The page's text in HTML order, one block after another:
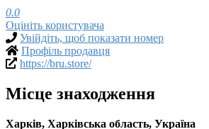
0.0
Оцініть користувача
Увійдіть, щоб показати номер
Профіль продавця
https://bru.store/
Місце знаходження
Харків, Харківська область, Україна